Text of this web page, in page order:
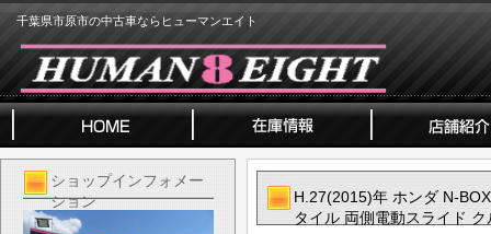
千葉県市原市の中古車ならヒューマンエイト
ショップインフォメー
ション
H.27(2015)年 ホンダ N-
タイル 両側電動スライド